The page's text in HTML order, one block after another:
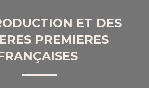
ET DES
PREMIERES